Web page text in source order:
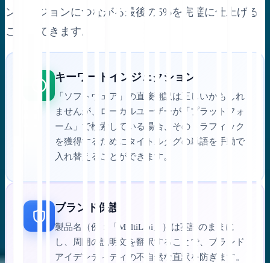
ンバージョンにつながる最後の5%を完璧に仕上げる
ことができます。
キーワードインジェクション
「ソフトウェア」の直接翻訳は正しいかもしれ
ませんが、ローカルユーザーが「プラットフォ
ーム」で検索している場合、そのトラフィック
を獲得するためにタイトルタグの単語を手動で
入れ替えることができます。
ブランド保護
製品名（例：「MultiLipi」）は英語のままに
し、周囲の説明文を翻訳することで、ブランド
アイデンティティの不自然な直訳を防ぎます。